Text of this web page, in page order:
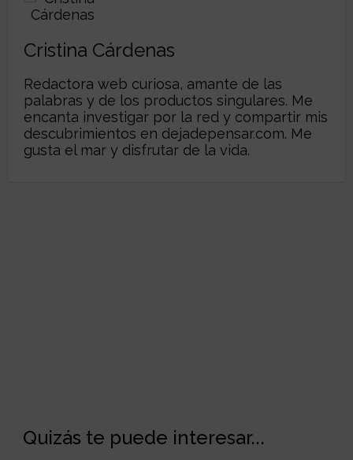
Cristina Cárdenas
Redactora web curiosa, amante de las
palabras y de los productos singulares. Me
encanta investigar por la red y compartir mis
descubrimientos en dejadepensar.com. Me
gusta el mar y disfrutar de la vida.
Quizás te puede interesar...